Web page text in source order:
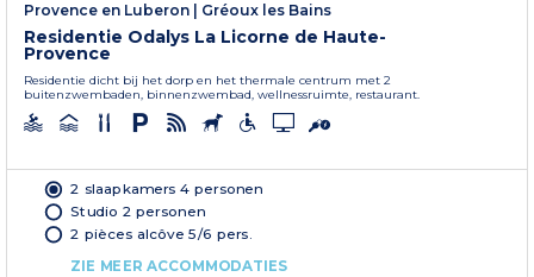
Provence en Luberon
Gréoux les Bains
Residentie Odalys La Licorne de Haute-
Provence
Residentie dicht bij het dorp en het thermale centrum met 2
buitenzwembaden, binnenzwembad, wellnessruimte, restaurant.
2 slaapkamers 4 personen
Studio 2 personen
2 pièces alcôve 5/6 pers.
ZIE MEER ACCOMMODATIES